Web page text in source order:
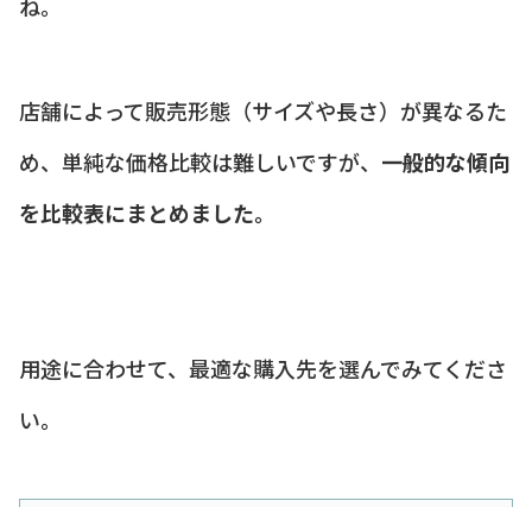
ね。
店舗によって販売形態（サイズや長さ）が異なるた
め、単純な価格比較は難しいですが、 一般的な傾向
を比較表にまとめました。
用途に合わせて、最適な購入先を選んでみてくださ
い。